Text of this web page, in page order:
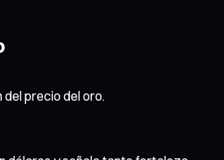
precio del oro.